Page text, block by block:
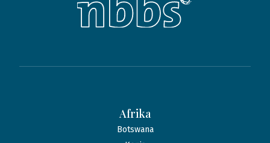
Afrika
Botswana